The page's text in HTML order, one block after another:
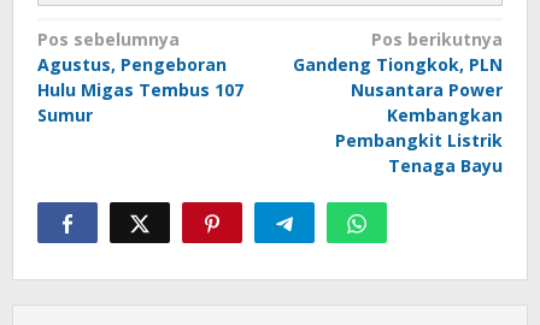
Navigasi
pos
Pos sebelumnya
Agustus, Pengeboran
Hulu Migas Tembus 107
Sumur
Pos berikutnya
Gandeng Tiongkok, PLN
Nusantara Power
Kembangkan
Pembangkit Listrik
Tenaga Bayu